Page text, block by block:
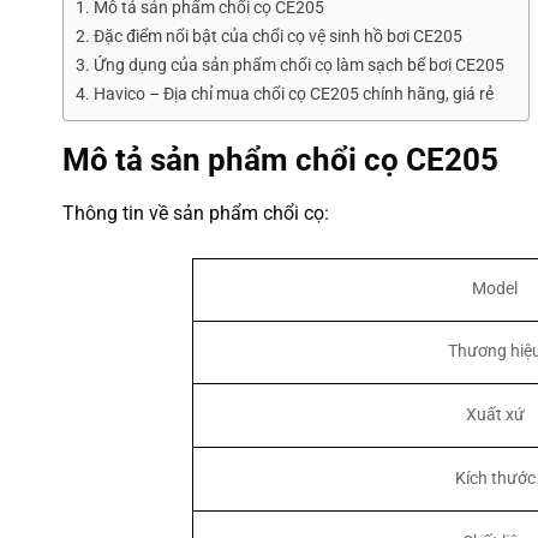
Mô tả sản phẩm chổi cọ CE205
Đặc điểm nổi bật của chổi cọ vệ sinh hồ bơi CE205
Ứng dụng của sản phẩm chổi cọ làm sạch bể bơi CE205
Havico – Địa chỉ mua chổi cọ CE205 chính hãng, giá rẻ
Mô tả sản phẩm chổi cọ CE205
Thông tin về sản phẩm chổi cọ:
Model
Thương
Xuất xứ
Kích thước